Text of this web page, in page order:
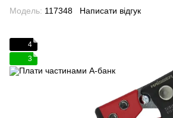
Модель: 117348 Написати відгук
4
3